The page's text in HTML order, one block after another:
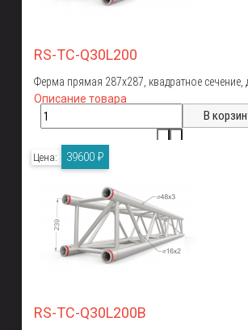
RS-TC-Q30L200
Ферма прямая 287х287, квадратное сечение,
Описание товара
RS-TC-Q30L200B
Цена: 39600 ₽